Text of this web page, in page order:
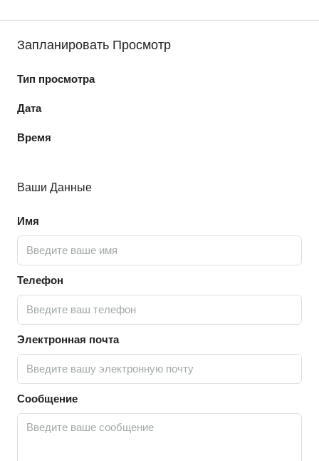
Запланировать Просмотр
Тип просмотра
Дата
Время
Ваши Данные
Имя
Телефон
Электронная почта
Сообщение